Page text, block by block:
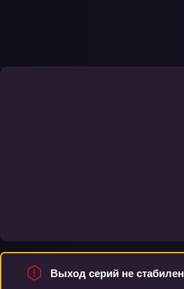
Выход серий не стабилен